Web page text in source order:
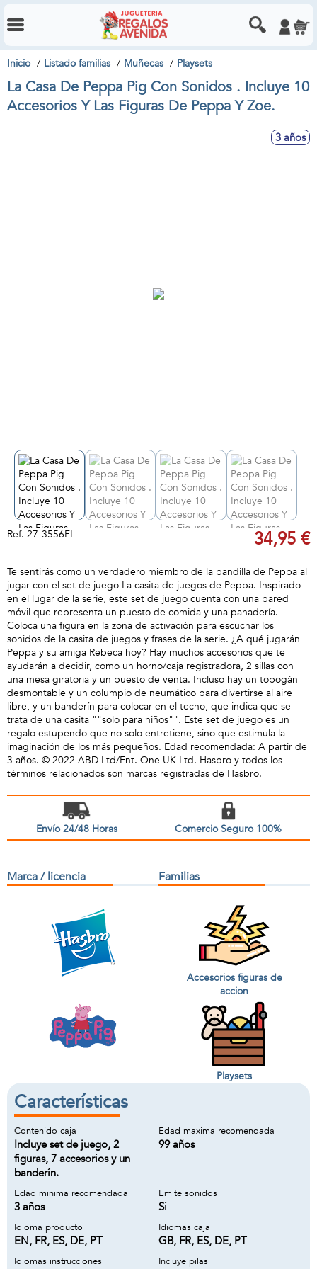
Inicio Listado familias Muñecas Playsets
La Casa De Peppa Pig Con Sonidos . Incluye 10
Accesorios Y Las Figuras De Peppa Y Zoe.
3 años
Ref. 27-3556FL 34,95 €
Te sentirás como un verdadero miembro de la pandilla de Peppa al
jugar con el set de juego La casita de juegos de Peppa. Inspirado
en el lugar de la serie, este set de juego cuenta con una pared
móvil que representa un puesto de comida y una panadería.
Coloca una figura en la zona de activación para escuchar los
sonidos de la casita de juegos y frases de la serie. ¿A qué jugarán
Peppa y su amiga Rebeca hoy? Hay muchos accesorios que te
ayudarán a decidir, como un horno/caja registradora, 2 sillas con
una mesa giratoria y un puesto de venta. Incluso hay un tobogán
desmontable y un columpio de neumático para divertirse al aire
libre, y un banderín para colocar en el techo, que indica que se
trata de una casita ""solo para niños"". Este set de juego es un
regalo estupendo que no solo entretiene, sino que estimula la
imaginación de los más pequeños. Edad recomendada: A partir de
3 años. © 2022 ABD Ltd/Ent. One UK Ltd. Hasbro y todos los
términos relacionados son marcas registradas de Hasbro.
Envío 24/48 Horas Comercio Seguro 100%
Marca / licencia Familias
Accesorios figuras de
accion
Playsets
Características
Contenido caja
Incluye set de juego, 2
figuras, 7 accesorios y un
banderín.
Edad maxima recomendada
99 años
Edad minima recomendada
3 años
Emite sonidos
Si
Idioma producto
EN, FR, ES, DE, PT
Idiomas caja
GB, FR, ES, DE, PT
Idiomas instrucciones Incluye pilas